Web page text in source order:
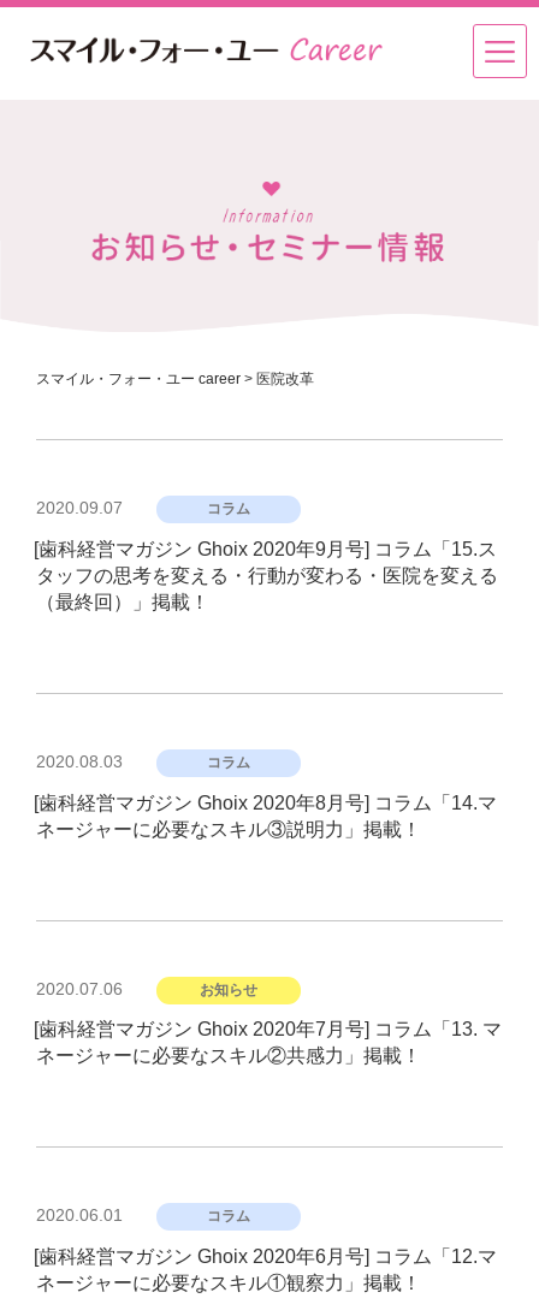
スマイル・フォー・ユー career > 医院改革
投
日:
2020.09.07 コラム
[歯科経営マガジン Ghoix 2020年9月号] コラム「15.ス
タッフの思考を変える・行動が変わる・医院を変える
（最終回）」掲載！
投
日:
2020.08.03 コラム
[歯科経営マガジン Ghoix 2020年8月号] コラム「14.マ
ネージャーに必要なスキル③説明力」掲載！
投
日:
2020.07.06 お知らせ
[歯科経営マガジン Ghoix 2020年7月号] コラム「13. マ
ネージャーに必要なスキル②共感力」掲載！
投
日:
2020.06.01 コラム
[歯科経営マガジン Ghoix 2020年6月号] コラム「12.マ
ネージャーに必要なスキル①観察力」掲載！